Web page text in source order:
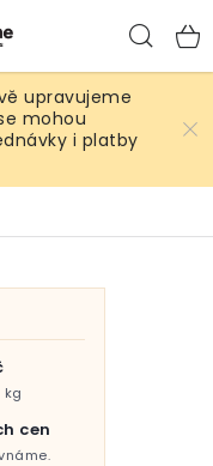
upravujeme
mohou
i platby
kg
cen